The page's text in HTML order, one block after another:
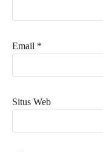
Email *
Situs Web